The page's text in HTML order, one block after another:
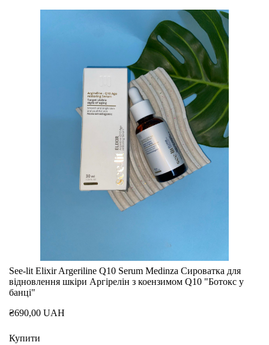
See-lit Elixir Argeriline Q10 Serum Medinza Сироватка для
відновлення шкіри Аргірелін з коензимом Q10 "Ботокс у
банці"
₴690,00 UAH
Купити